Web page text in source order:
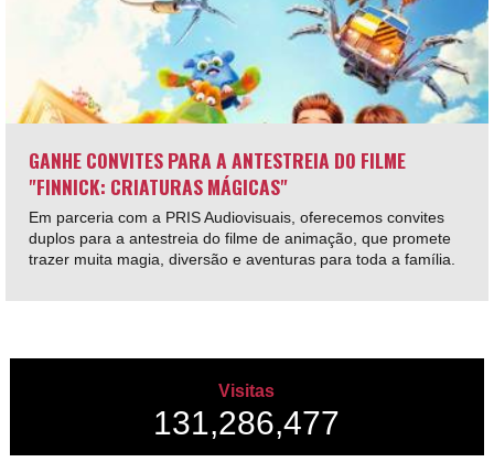
GANHE CONVITES PARA A ANTESTREIA DO FILME
"FINNICK: CRIATURAS MÁGICAS"
Em parceria com a PRIS Audiovisuais, oferecemos convites
duplos para a antestreia do filme de animação, que promete
trazer muita magia, diversão e aventuras para toda a família.
Visitas
131,286,477